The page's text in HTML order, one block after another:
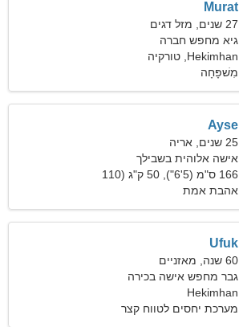
Murat
27 שנים, מזל דגים
גיא מחפש חברה
Hekimhan, טורקיה
מִשׁפָּחָה
Ayse
25 שנים, אריה
אישה אלוהית בשבילך
166 ס"מ (5'6"), 50 ק"ג (110
פאונד)
אהבת אמת
Ufuk
60 שנה, מאזניים
גבר מחפש אישה בכירה
Hekimhan
מערכת יחסים לטווח קצר